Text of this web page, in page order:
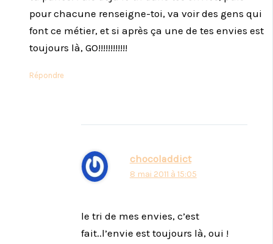
pour chacune renseigne-toi, va voir des gens qui
font ce métier, et si après ça une de tes envies est
toujours là, GO!!!!!!!!!!!!
Répondre
chocoladdict
8 mai 2011 à 15:05
le tri de mes envies, c’est
fait..l’envie est toujours là, oui !